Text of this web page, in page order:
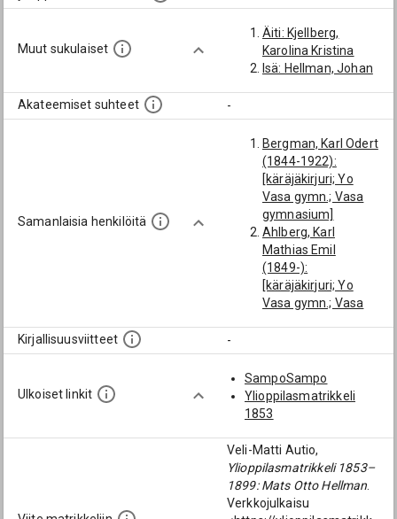
Muut sukulaiset
Äiti: Kjellberg,
Karolina Kristina
Isä: Hellman, Johan
Akateemiset suhteet -
Samanlaisia henkilöitä
Bergman, Karl Odert
(1844-1922):
[käräjäkirjuri; Yo
Vasa gymn.; Vasa
gymnasium]
Ahlberg, Karl
Mathias Emil
(1849-):
[käräjäkirjuri; Yo
Vasa gymn.; Vasa
Wilhelm (1854-
1892): [käräjäkirjuri]
Gummerus, Karl
Jakob (1843-1893):
gymn.; Vasa
gymnasium]
Mustelin, Claes
Kristian (1809-
1843): [käräjäkirjuri]
Kirjallisuusviitteet -
Ulkoiset linkit
SampoSampo
Ylioppilasmatrikkeli
1853
Veli-Matti Autio,
Ylioppilasmatrikkeli 1853–
1899: Mats Otto Hellman
Verkkojulkaisu